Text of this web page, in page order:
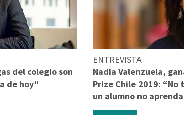
del colegio son
de hoy”
ENTREVISTA
Nadia Valenzuela,
Prize Chile 2019: “No
un alumno no